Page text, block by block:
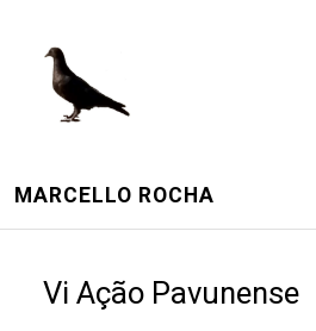
MARCELLO ROCHA
Vi Ação Pavunense